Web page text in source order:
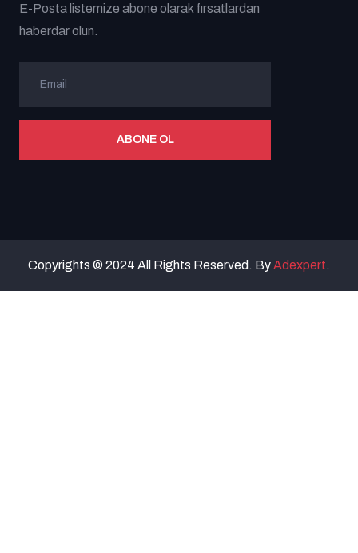
E-Posta listemize abone olarak fırsatlardan
haberdar olun.
ABONE OL
Copyrights © 2024 All Rights Reserved. ByAdexpert.